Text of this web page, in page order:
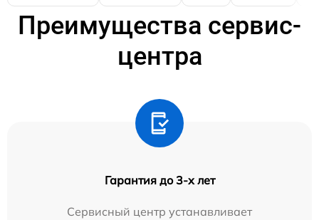
Преимущества сервис-
центра
Гарантия до 3-х лет
Сервисный центр устанавливает